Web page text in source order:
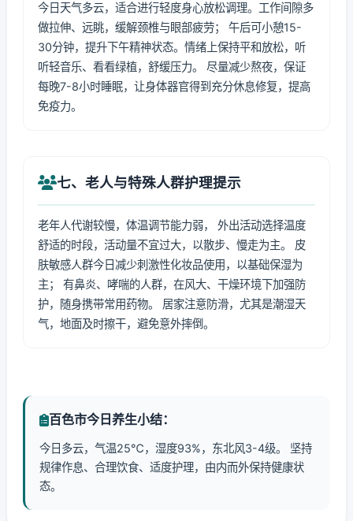
今日天气多云，适合进行轻度身心放松调理。工作间隙多
做拉伸、远眺，缓解颈椎与眼部疲劳； 午后可小憩15-
30分钟，提升下午精神状态。情绪上保持平和放松，听
听轻音乐、看看绿植，舒缓压力。 尽量减少熬夜，保证
每晚7-8小时睡眠，让身体器官得到充分休息修复，提高
免疫力。
七、老人与特殊人群护理提示
老年人代谢较慢，体温调节能力弱， 外出活动选择温度
舒适的时段，活动量不宜过大，以散步、慢走为主。 皮
肤敏感人群今日减少刺激性化妆品使用，以基础保湿为
主； 有鼻炎、哮喘的人群，在风大、干燥环境下加强防
护，随身携带常用药物。 居家注意防滑，尤其是潮湿天
气，地面及时擦干，避免意外摔倒。
百色市今日养生小结：
今日多云，气温25℃，湿度93%，东北风3-4级。 坚持
规律作息、合理饮食、适度护理，由内而外保持健康状
态。